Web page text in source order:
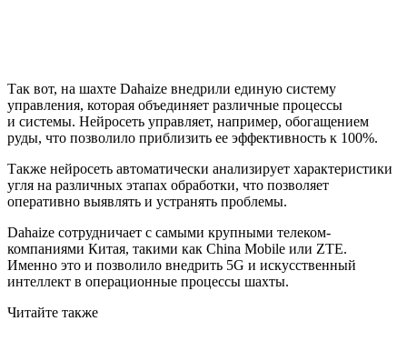
Так вот, на шахте Dahaize внедрили единую систему
управления, которая объединяет различные процессы
и системы. Нейросеть управляет, например, обогащением
руды, что позволило приблизить ее эффективность к 100%.
Также нейросеть автоматически анализирует характеристики
угля на различных этапах обработки, что позволяет
оперативно выявлять и устранять проблемы.
Dahaize сотрудничает с самыми крупными телеком-
компаниями Китая, такими как China Mobile или ZTE.
Именно это и позволило внедрить 5G и искусственный
интеллект в операционные процессы шахты.
Читайте также